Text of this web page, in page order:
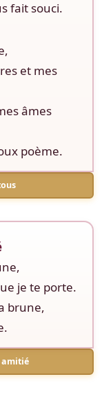
fait souci.
et mes
âmes
poème.
je te porte.
brune,
amitié